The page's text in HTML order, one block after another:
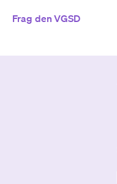
Frag den VGSD